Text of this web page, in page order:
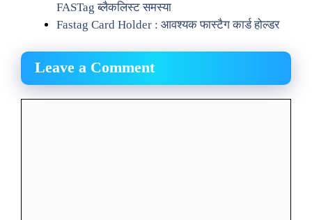
FASTag ब्लैकलिस्ट समस्या
Fastag Card Holder​ : आवश्यक फास्टैग कार्ड होल्डर
Leave a Comment